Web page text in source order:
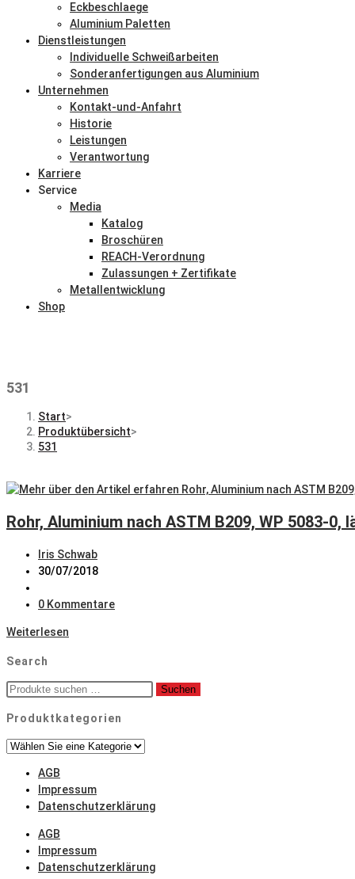
Eckbeschlaege
Aluminium Paletten
Dienstleistungen
Individuelle Schweißarbeiten
Sonderanfertigungen aus Aluminium
Unternehmen
Kontakt-und-Anfahrt
Historie
Leistungen
Verantwortung
Karriere
Service
Media
Katalog
Broschüren
REACH-Verordnung
Zulassungen + Zertifikate
Metallentwicklung
Shop
531
Start>
Produktübersicht>
531
Rohr, Aluminium nach ASTM B209, WP 5083-
Beitrags-
Autor:
Iris Schwab
Beitrag
30/07/2018
Kategorie:
Beitrags-
0 Kommentare
Weiterlesen
ASTM
B209,
WP
0,
ASTM
B209
Search
Suche
Suchen
Produktkategorien
AGB
Impressum
Datenschutzerklärung
AGB
Impressum
Datenschutzerklärung